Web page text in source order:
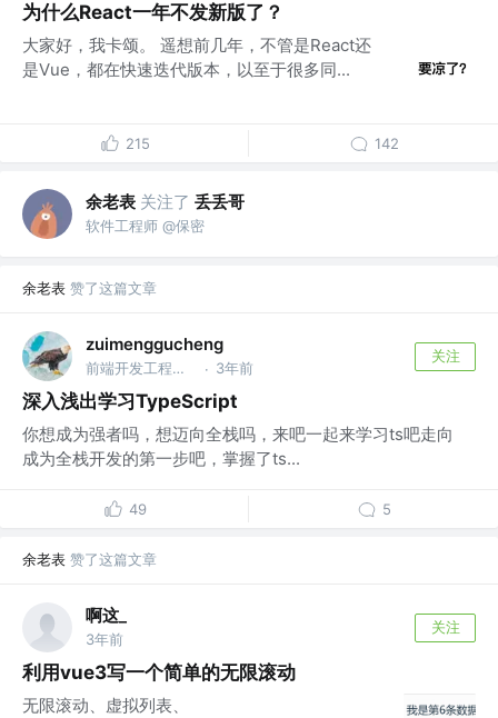
为什么React一年不发新版了？
大家好，我卡颂。 遥想前几年，不管是React还
是Vue，都在快速迭代版本，以至于很多同...
215 142
余老表 关注了 丢丢哥
软件工程师 @保密
余老表 赞了这篇文章
zuimenggucheng
前端开发工程师 @大数据互联网公司 · 3年前
关注
深入浅出学习TypeScript
你想成为强者吗，想迈向全栈吗，来吧一起来学习ts吧走向
成为全栈开发的第一步吧，掌握了ts...
49 5
余老表 赞了这篇文章
啊这_
3年前
关注
利用vue3写一个简单的无限滚动
无限滚动、虚拟列表、